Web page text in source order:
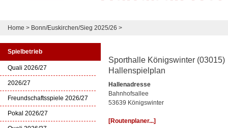
Home > Bonn/Euskirchen/Sieg 2025/26 >
Spielbetrieb
Quali 2026/27
2026/27
Freundschaftsspiele 2026/27
Pokal 2026/27
Sporthalle Königswinter (03015)
Hallenspielplan
Hallenadresse
Bahnhofsallee
53639 Königswinter
[Routenplaner...]